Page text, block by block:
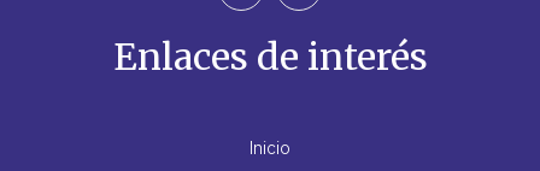
Enlaces de interés
Inicio